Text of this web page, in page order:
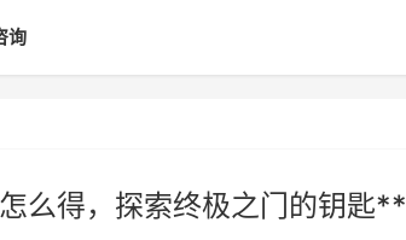
询
么得，探索终极之门的钥匙**